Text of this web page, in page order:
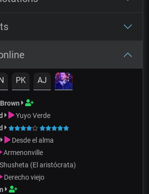
PK AJ
Yuyo Verde
Desde el alma
Armenonville
Shusheta (El aristócrata)
Derecho viejo